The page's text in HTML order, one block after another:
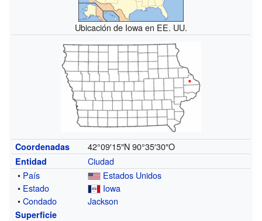
Ubicación de Iowa en EE. UU.
Coordenadas 42°09′15″N 90°35′30″O
Entidad
Ciudad
• País
Estados Unidos
• Estado
Iowa
•Condado Jackson
Superficie